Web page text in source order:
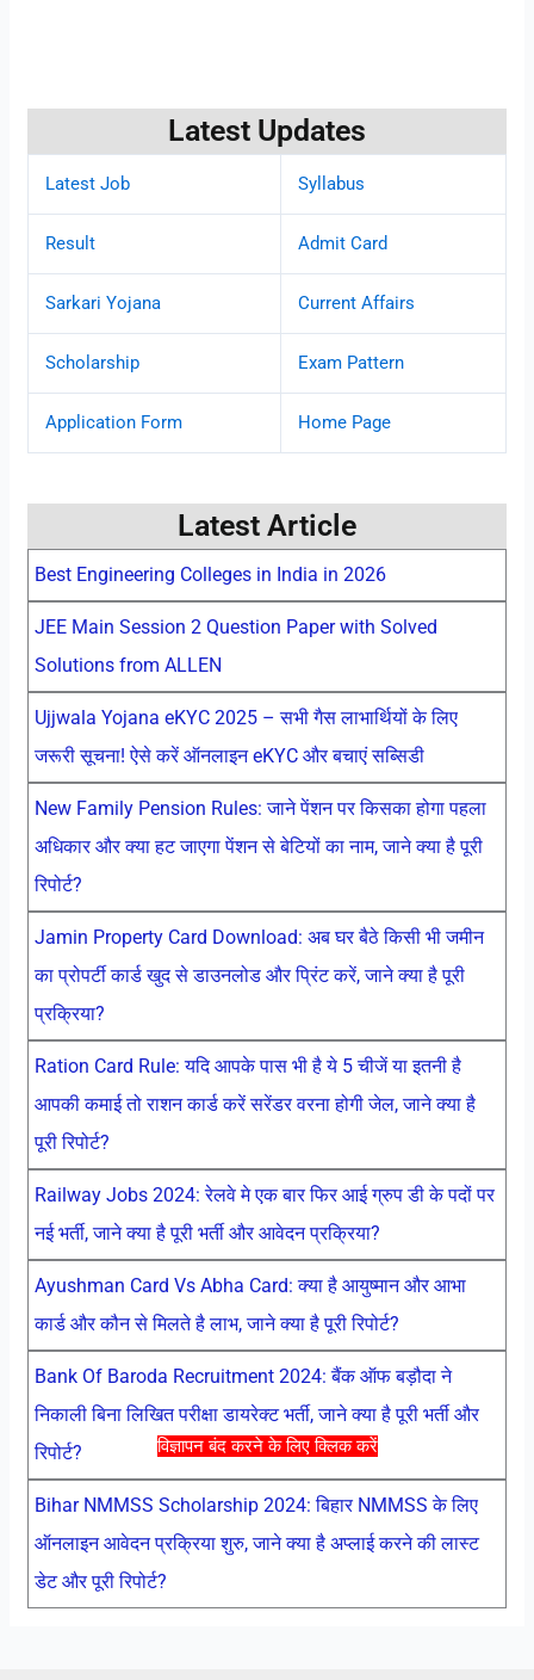
विज्ञापन बंद करने के लिए क्लिक करें
Latest Updates
Latest Job Syllabus
Result Admit Card
Sarkari Yojana Current Affairs
Scholarship Exam Pattern
Application Form Home Page
Latest Article
Best Engineering Colleges in India in 2026
JEE Main Session 2 Question Paper with Solved
Solutions from ALLEN
Ujjwala Yojana eKYC 2025 – सभी गैस लाभार्थियों के लिए
जरूरी सूचना! ऐसे करें ऑनलाइन eKYC और बचाएं सब्सिडी
New Family Pension Rules: जाने पेंशन पर किसका होगा पहला
अधिकार और क्या हट जाएगा पेंशन से बेटियों का नाम, जाने क्या है पूरी
रिपोर्ट?
Jamin Property Card Download: अब घर बैठे किसी भी जमीन
का प्रोपर्टी कार्ड खुद से डाउनलोड और प्रिंट करें, जाने क्या है पूरी
प्रक्रिया?
Ration Card Rule: यदि आपके पास भी है ये 5 चीजें या इतनी है
आपकी कमाई तो राशन कार्ड करें सरेंडर वरना होगी जेल, जाने क्या है
पूरी रिपोर्ट?
Railway Jobs 2024: रेलवे मे एक बार फिर आई ग्रुप डी के पदों पर
नई भर्ती, जाने क्या है पूरी भर्ती और आवेदन प्रक्रिया?
Ayushman Card Vs Abha Card: क्या है आयुष्मान और आभा
कार्ड और कौन से मिलते है लाभ, जाने क्या है पूरी रिपोर्ट?
Bank Of Baroda Recruitment 2024: बैंक ऑफ बड़ौदा ने
निकाली बिना लिखित परीक्षा डायरेक्ट भर्ती, जाने क्या है पूरी भर्ती और
रिपोर्ट?
Bihar NMMSS Scholarship 2024: बिहार NMMSS के लिए
ऑनलाइन आवेदन प्रक्रिया शुरु, जाने क्या है अप्लाई करने की लास्ट
डेट और पूरी रिपोर्ट?